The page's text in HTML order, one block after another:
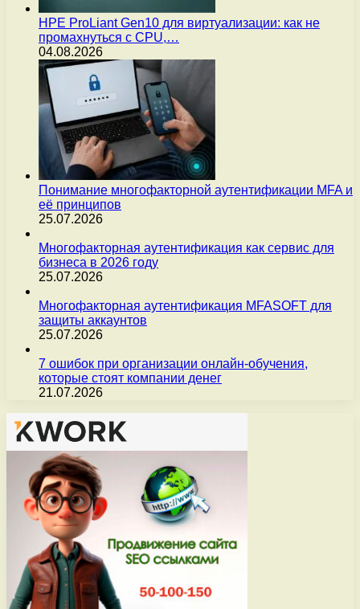
HPE ProLiant Gen10 для виртуализации: как не
промахнуться с CPU,…
04.08.2026
Понимание многофакторной аутентификации MFA и
её принципов
25.07.2026
Многофакторная аутентификация как сервис для
бизнеса в 2026 году
25.07.2026
Многофакторная аутентификация MFASOFT для
защиты аккаунтов
25.07.2026
7 ошибок при организации онлайн-обучения,
которые стоят компании денег
21.07.2026